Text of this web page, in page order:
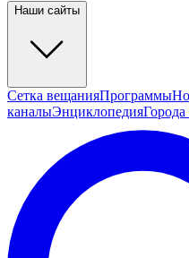
Наши сайты
Сетка вещанияПрограммы
каналыЭнциклопедия